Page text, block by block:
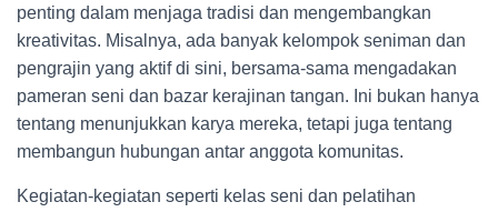
penting dalam menjaga tradisi dan mengembangkan
kreativitas. Misalnya, ada banyak kelompok seniman dan
pengrajin yang aktif di sini, bersama-sama mengadakan
pameran seni dan bazar kerajinan tangan. Ini bukan hanya
tentang menunjukkan karya mereka, tetapi juga tentang
membangun hubungan antar anggota komunitas.
Kegiatan-kegiatan seperti kelas seni dan pelatihan